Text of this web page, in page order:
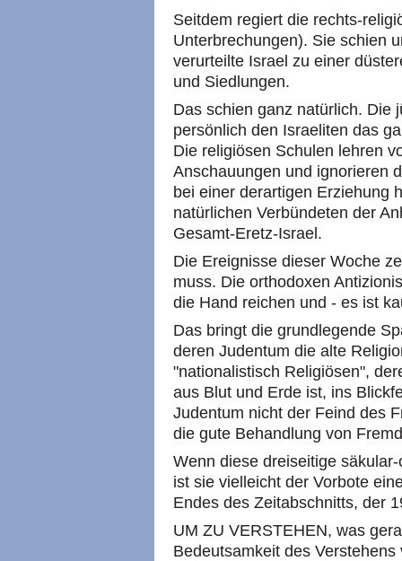
Seitdem regiert die rechts-
Unterbrechungen). Sie schien
verurteilte Israel zu einer
und Siedlungen.
Das schien ganz natürlich. Die
persönlich den Israeliten das
Die religiösen Schulen lehren
Anschauungen und ignorieren
bei einer derartigen Erziehung
natürlichen Verbündeten der
Gesamt-Eretz-Israel.
Die Ereignisse dieser Woche
muss. Die orthodoxen
die Hand reichen und - es ist
Das bringt die grundlegende
deren Judentum die alte
"nationalistisch Religiösen",
aus Blut und Erde ist, ins
Judentum nicht der Feind des
die gute Behandlung von
Wenn diese dreiseitige
ist sie vielleicht der Vorbote
Endes des Zeitabschnitts, der
UM ZU VERSTEHEN, was
Bedeutsamkeit des